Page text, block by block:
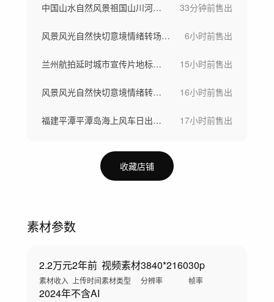
中国山水自然风景祖国山川河流山河风光航拍 33分钟前售出
风景风光自然快切意境情绪转场空镜头快节奏 6小时前售出
兰州航拍延时城市宣传片地标日出 15小时前售出
风景风光自然快切意境情绪转场空镜头快节奏 16小时前售出
福建平潭平潭岛海上风车日出航拍延时 17小时前售出
收藏店铺
素材参数
2.2万元
素材收入
2年前
上传时间
视频素材
素材类型
3840*2160
分辨率
30p
帧率
2024年不含AI